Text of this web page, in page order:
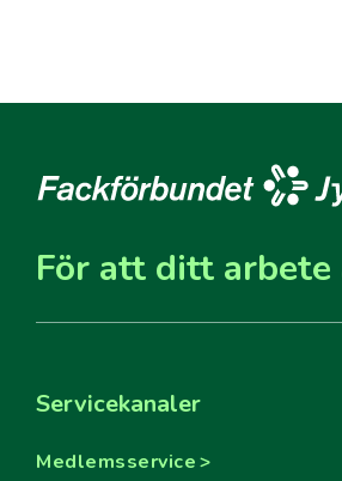
För att ditt
Servicekanaler
Medlemsservice